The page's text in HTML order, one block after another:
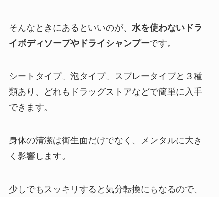
そんなときにあるといいのが、 水を使わないドラ
イボディソープやドライシャンプーです。
シートタイプ、泡タイプ、スプレータイプと３種
類あり、どれもドラッグストアなどで簡単に入手
できます。
身体の清潔は衛生面だけでなく、メンタルに大き
く影響します。
少しでもスッキリすると気分転換にもなるので、